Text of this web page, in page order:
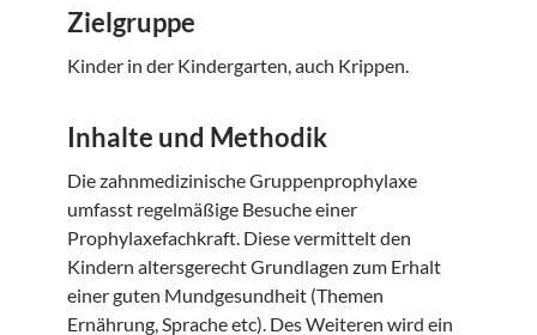
Zielgruppe
Kinder in der Kindergarten, auch Krippen.
Inhalte und Methodik
Die zahnmedizinische Gruppenprophylaxe
umfasst regelmäßige Besuche einer
Prophylaxefachkraft. Diese vermittelt den
Kindern altersgerecht Grundlagen zum Erhalt
einer guten Mundgesundheit (Themen
Ernährung, Sprache etc). Des Weiteren wird ein